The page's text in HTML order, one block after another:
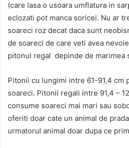
(care lasa o usoara umflatura in
eclozati pot manca soricei. Nu ar
soareci roz decat daca sunt
de soareci de care veti avea
pitonul regal depinde de marimea
Pitonii cu lungimi intre 61-91,4 cm
soareci. Pitonii regali intre 91,4 –
consume soareci mai mari sau
oferiti doar cate un animal de
urmatorul animal doar dupa ce